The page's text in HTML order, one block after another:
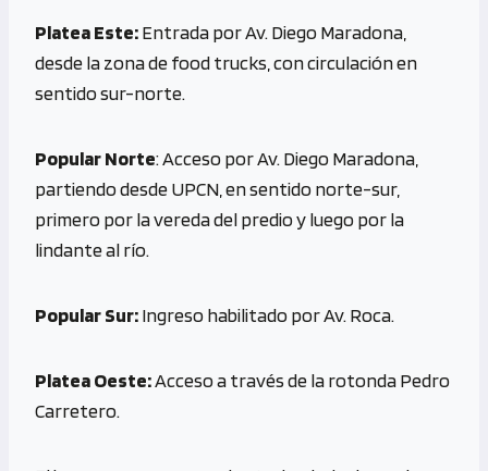
Platea Este:Entrada por Av. Diego Maradona,
desde la zona de food trucks, con circulación en
sentido sur-norte.
Popular Norte: Acceso por Av. Diego Maradona,
partiendo desde UPCN, en sentido norte-sur,
primero por la vereda del predio y luego por la
lindante al río.
Popular Sur:Ingreso habilitado por Av. Roca.
Platea Oeste:Acceso a través de la rotonda Pedro
Carretero.